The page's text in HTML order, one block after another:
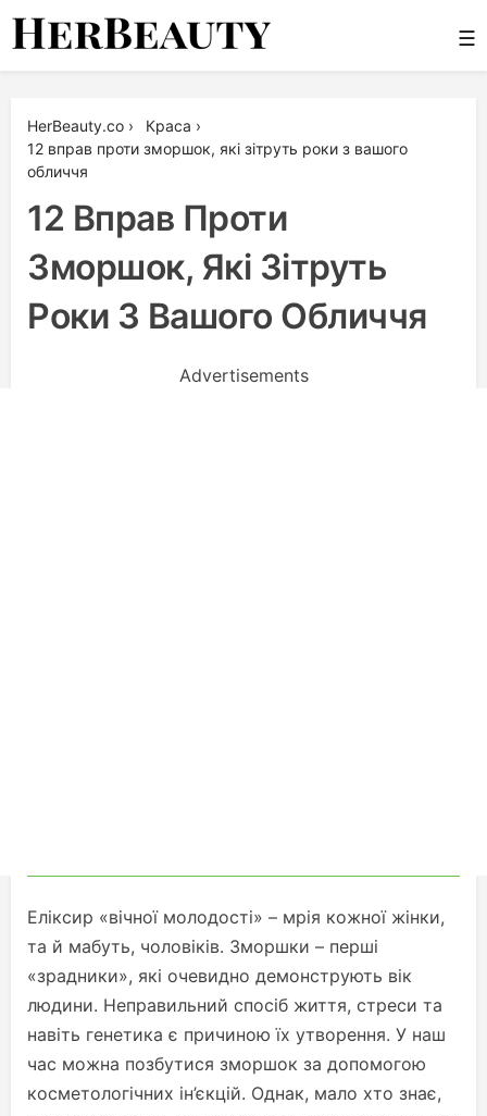
Skip
☰
HerBeauty.co › Краса ›
12 вправ проти зморшок, які зітруть роки з вашого
обличчя
12 Вправ Проти
Зморшок, Які Зітруть
Роки З Вашого Обличчя
Advertisements
Еліксир «вічної молодості» – мрія кожної жінки,
та й мабуть, чоловіків. Зморшки – перші
«зрадники», які очевидно демонструють вік
людини. Неправильний спосіб життя, стреси та
навіть генетика є причиною їх утворення. У наш
час можна позбутися зморшок за допомогою
косметологічних ін’єкцій. Однак, мало хто знає,